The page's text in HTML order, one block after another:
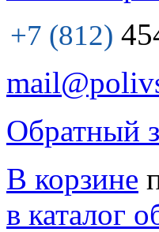
+7 (812)
Обратный
В корзине
в каталог